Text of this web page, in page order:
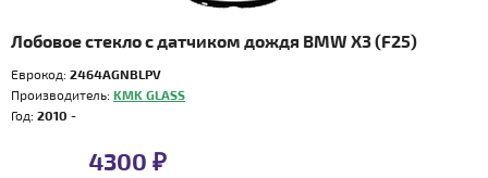
Лобовое стекло с датчиком дождя BMW X3 (F25)
Еврокод: 2464AGNBLPV
Производитель: KMK GLASS
Год: 2010 -
4300 ₽